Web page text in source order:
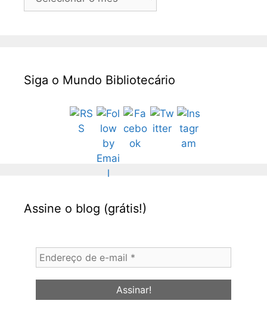
Siga o Mundo Bibliotecário
Assine o blog (grátis!)
Endereço
de
e-